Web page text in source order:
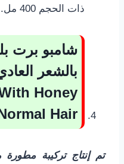
ذات الحجم 400 مل.
شامبو برت
بالشعر
Honey
Hair